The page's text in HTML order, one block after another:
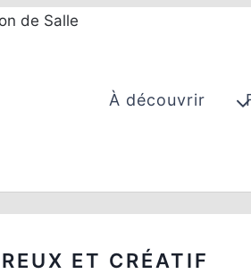
À découvrir
ET CRÉATIF